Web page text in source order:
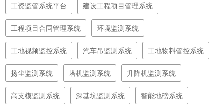
工资监管系统平台 建设工程项目管理系统
工程项目合同管理系统 环境监测系统
工地视频监控系统 汽车吊监测系统 工地物料管控系统
扬尘监测系统 塔机监测系统 升降机监测系统
高支模监测系统 深基坑监测系统 智能地磅系统